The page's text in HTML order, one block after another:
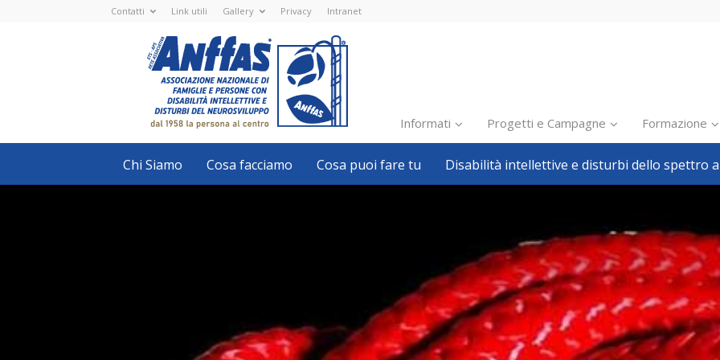
Contatti Link utili Gallery Privacy Intranet
Nazionale
ETS
-
APS
Associazione
Nazionale
di
Famiglie
e
con
disabilità
intellettive
Informati
Inclusione scolastica
Inclusione lavorativa
Politiche sociali
Sport
Pillole
Formazione
Avvisi, bandi
Ricerca e Scienza
Welfare locale
Progetti e Campagne Formazione
Chi Siamo Cosa facciamo Cosa puoi fare tu Disabilità intellettive e disturbi dello spettro